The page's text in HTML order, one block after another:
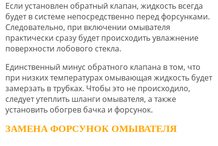
Если установлен обратный клапан, жидкость всегда
будет в системе непосредственно перед форсунками.
Следовательно, при включении омывателя
практически сразу будет происходить увлажнение
поверхности лобового стекла.
Единственный минус обратного клапана в том, что
при низких температурах омывающая жидкость будет
замерзать в трубках. Чтобы это не происходило,
следует утеплить шланги омывателя, а также
установить обогрев бачка и форсунок.
ЗАМЕНА ФОРСУНОК ОМЫВАТЕЛЯ